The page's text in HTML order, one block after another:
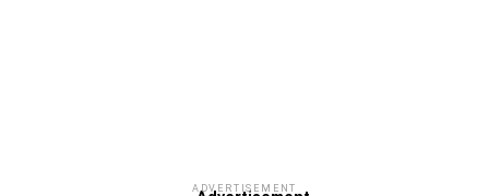
ADVERTISEMENT